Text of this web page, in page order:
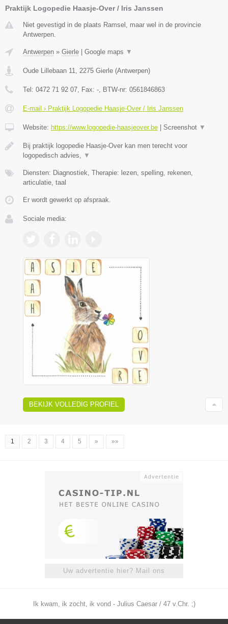
Praktijk Logopedie Haasje-Over / Iris Janssen
Niet gevestigd in de plaats Ramsel, maar wel in de provincie
Antwerpen.
Antwerpen » Gierle Google maps ▼
Oude Lillebaan 11, 2275 Gierle (Antwerpen)
Tel: 0472 71 92 07, Fax: -, BTW-nr: 0561846863
E-mail › Praktijk Logopedie Haasje-Over / Iris Janssen
Website: https://www.logopedie-haasjeover.be Screenshot ▼
Bij praktijk logopedie Haasje-Over kan men terecht voor
logopedisch advies, ▼
Diensten: Diagnostiek, Therapie: lezen, spelling, rekenen,
articulatie, taal
Er wordt gewerkt op afspraak.
Sociale media:
BEKIJK VOLLEDIG PROFIEL
1 2 3 4 5 » »»
Uw advertentie hier? Mail ons
Ik kwam, ik zocht, ik vond - Julius Caesar / 47 v.Chr. ;)